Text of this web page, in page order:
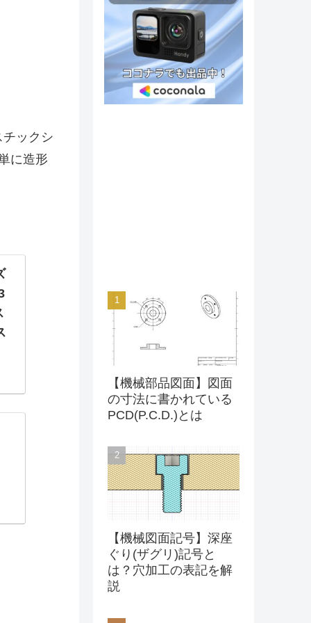
ックシ
に造形
【機械部品図面】図面
の寸法に書かれている
PCD(P.C.D.)とは
【機械図面記号】深座
ぐり(ザグリ)記号と
は？穴加工の表記を解
説